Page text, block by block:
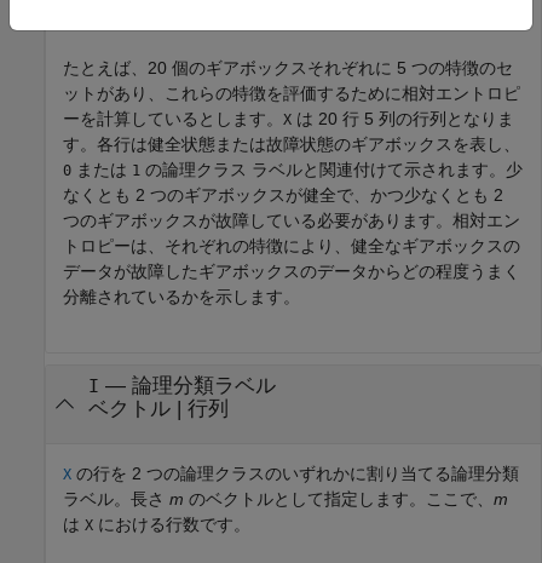
たとえば、20 個のギアボックスそれぞれに 5 つの特徴のセ
ットがあり、これらの特徴を評価するために相対エントロピ
ーを計算しているとします。 X は 20 行 5 列の行列となりま
す。各行は健全状態または故障状態のギアボックスを表し、
0 または 1 の論理クラス ラベルと関連付けて示されます。少
なくとも 2 つのギアボックスが健全で、かつ少なくとも 2
つのギアボックスが故障している必要があります。相対エン
トロピーは、それぞれの特徴により、健全なギアボックスの
データが故障したギアボックスのデータからどの程度うまく
分離されているかを示します。
I — 論理分類ラベル
ベクトル| 行列
X の行を 2 つの論理クラスのいずれかに割り当てる論理分類
ラベル。長さ m のベクトルとして指定します。ここで、 m
は X における行数です。